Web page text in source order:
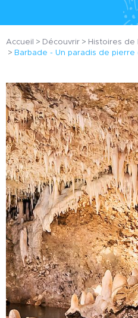
Accueil Découvrir Histoires de
Barbade - Un paradis de pierre